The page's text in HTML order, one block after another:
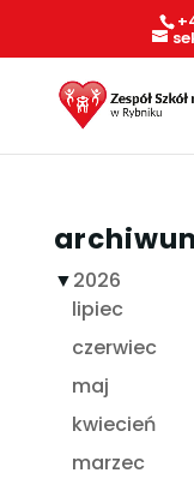
▼2026
lipiec
czerwiec
maj
kwiecień
marzec